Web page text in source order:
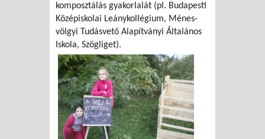
komposztálás gyakorlalát (pl. Budapesti
Középiskolai Leánykollégium, Ménes-
völgyi Tudásvető Alapítványi Általános
Iskola, Szögliget).